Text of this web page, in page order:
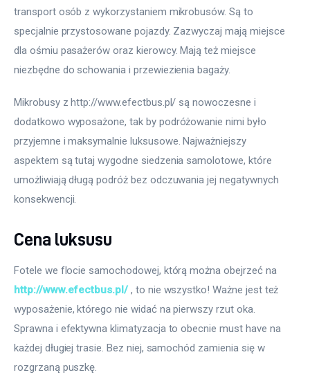
transport osób z wykorzystaniem mikrobusów. Są to
specjalnie przystosowane pojazdy. Zazwyczaj mają miejsce
dla ośmiu pasażerów oraz kierowcy. Mają też miejsce
niezbędne do schowania i przewiezienia bagaży.
Mikrobusy z http://www.efectbus.pl/ są nowoczesne i
dodatkowo wyposażone, tak by podróżowanie nimi było
przyjemne i maksymalnie luksusowe. Najważniejszy
aspektem są tutaj wygodne siedzenia samolotowe, które
umożliwiają długą podróż bez odczuwania jej negatywnych
konsekwencji.
Cena luksusu
Fotele we flocie samochodowej, którą można obejrzeć na
http://www.efectbus.pl/ , to nie wszystko! Ważne jest też
wyposażenie, którego nie widać na pierwszy rzut oka.
Sprawna i efektywna klimatyzacja to obecnie must have na
każdej długiej trasie. Bez niej, samochód zamienia się w
rozgrzaną puszkę.